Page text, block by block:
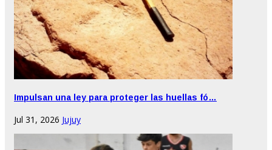
Impulsan una ley para proteger las huellas fó…
Jul 31, 2026 Jujuy